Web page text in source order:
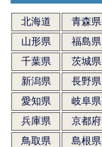
北海道 青森県
山形県
福島県
千葉県
茨城県
新潟県
長野県
愛知県
岐阜県
兵庫県
京都府
鳥取県
島根県